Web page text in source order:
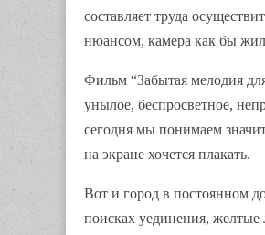
составляет труда
нюансом, камера как бы
Фильм “Забытая мелодия
унылое, беспросветное,
сегодня мы понимаем
на экране хочется плакать.
Вот и город в постоянном
поисках уединения, желтые